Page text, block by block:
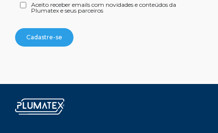
Aceito receber emails com novidades e conteúdos da
Plumatex e seus parceiros
Cadastre-se